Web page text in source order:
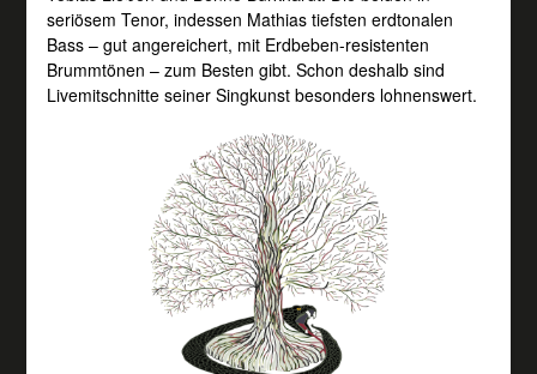
seriösem Tenor, indessen Mathias tiefsten erdtonalen
Bass – gut angereichert, mit Erdbeben-resistenten
Brummtönen – zum Besten gibt. Schon deshalb sind
Livemitschnitte seiner Singkunst besonders lohnenswert.